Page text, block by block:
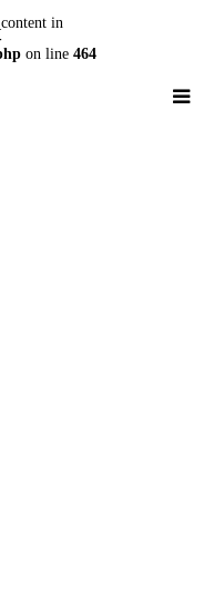
in
on line 464